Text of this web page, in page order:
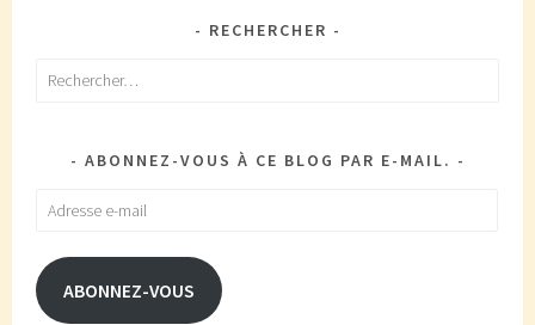
RECHERCHER
Rechercher :
ABONNEZ-VOUS À CE BLOG PAR E-MAIL.
Adresse
mail
ABONNEZ-VOUS